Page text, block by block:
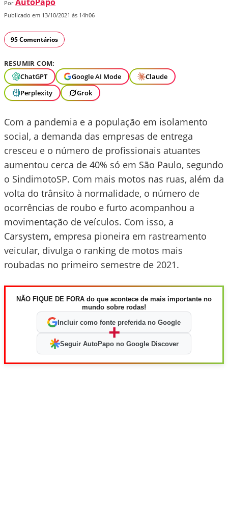
Por
Publicado em 13/10/2021 às 14h06
95 Comentários
RESUMIR COM:
ChatGPT
Google AI Mode
Claude
Perplexity
Grok
Com a pandemia e a população em isolamento
social, a demanda das empresas de entrega
cresceu e o número de profissionais atuantes
aumentou cerca de 40% só em São Paulo, segundo
o SindimotoSP. Com mais motos nas ruas, além da
volta do trânsito à normalidade, o número de
ocorrências de roubo e furto acompanhou a
movimentação de veículos. Com isso, a
Carsystem, empresa pioneira em rastreamento
veicular, divulga o ranking de motos mais
roubadas no primeiro semestre de 2021.
NÃO FIQUE DE FORA do que acontece de mais importante no
mundo sobre rodas!
Incluir como fonte preferida no Google
+
Seguir AutoPapo no Google Discover